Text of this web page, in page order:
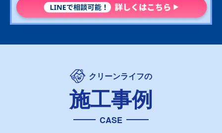
クリーンライフの
施工事例
CASE